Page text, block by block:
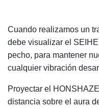
Cuando realizamos un
debe visualizar el
pecho, para mantener
cualquier vibración
Proyectar el
distancia sobre el aura